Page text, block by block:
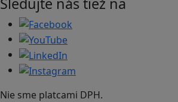
Nie sme platcami DPH.